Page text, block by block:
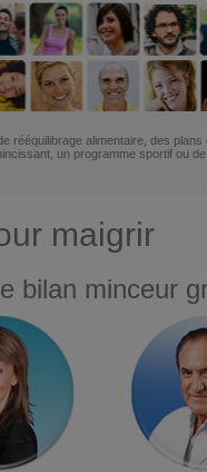
alimentaire, des
un programme sportif ou
maigrir
bilan minceur